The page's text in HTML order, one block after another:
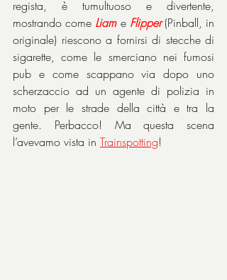
regista, è tumultuoso e divertente,
mostrando come Liam e Flipper (Pinball, in
originale) riescono a fornirsi di stecche di
sigarette, come le smerciano nei fumosi
pub e come scappano via dopo uno
scherzaccio ad un agente di polizia in
moto per le strade della città e tra la
gente. Perbacco! Ma questa scena
l’avevamo vista in Trainspotting!